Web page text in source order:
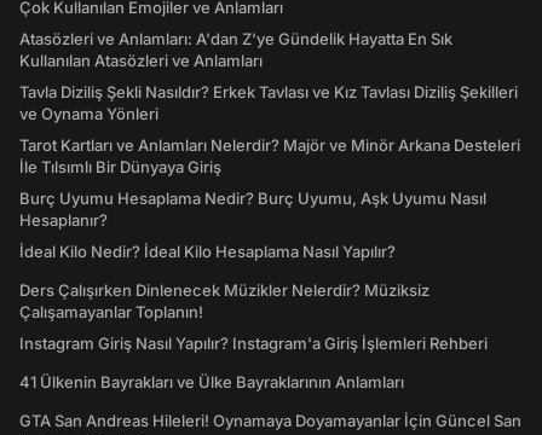
Çok Kullanılan Emojiler ve Anlamları
Atasözleri ve Anlamları: A'dan Z'ye Gündelik Hayatta En Sık
Kullanılan Atasözleri ve Anlamları
Tavla Diziliş Şekli Nasıldır? Erkek Tavlası ve Kız Tavlası Diziliş Şekilleri
ve Oynama Yönleri
Tarot Kartları ve Anlamları Nelerdir? Majör ve Minör Arkana Desteleri
İle Tılsımlı Bir Dünyaya Giriş
Burç Uyumu Hesaplama Nedir? Burç Uyumu, Aşk Uyumu Nasıl
Hesaplanır?
İdeal Kilo Nedir? İdeal Kilo Hesaplama Nasıl Yapılır?
Ders Çalışırken Dinlenecek Müzikler Nelerdir? Müziksiz
Çalışamayanlar Toplanın!
Instagram Giriş Nasıl Yapılır? Instagram'a Giriş İşlemleri Rehberi
41 Ülkenin Bayrakları ve Ülke Bayraklarının Anlamları
GTA San Andreas Hileleri! Oynamaya Doyamayanlar İçin Güncel San